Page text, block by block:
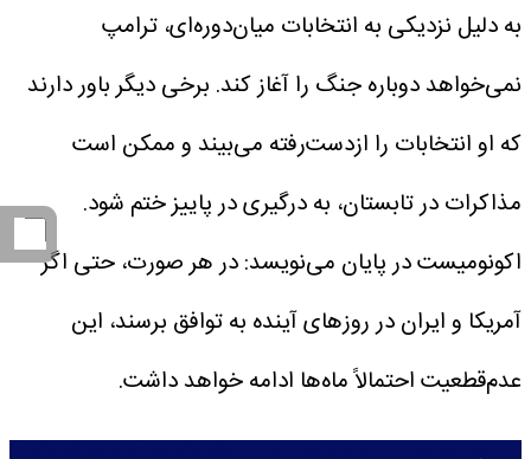
به دلیل نزدیکی به انتخابات میان‌دوره‌ای، ترامپ
نمی‌خواهد دوباره جنگ را آغاز کند. برخی دیگر باور دارند
که او انتخابات را ازدست‌رفته می‌بیند و ممکن است
مذاکرات در تابستان، به درگیری در پاییز ختم شود.
اکونومیست در پایان می‌نویسد: در هر صورت، حتی اگر
آمریکا و ایران در روزهای آینده به توافق برسند، این
عدم‌قطعیت احتمالاً ماه‌ها ادامه خواهد داشت.